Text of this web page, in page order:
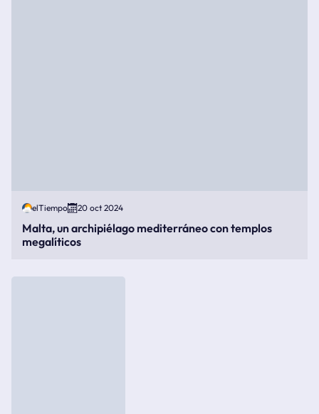
elTiempo 20 oct 2024
Malta, un archipiélago mediterráneo con templos
megalíticos